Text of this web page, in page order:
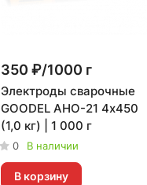
350 ₽/1000 г
Электроды сварочные
GOODEL АНО-21 4х450
(1,0 кг) | 1 000 г
0 В наличии
В корзину